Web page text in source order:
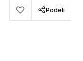
Podeli